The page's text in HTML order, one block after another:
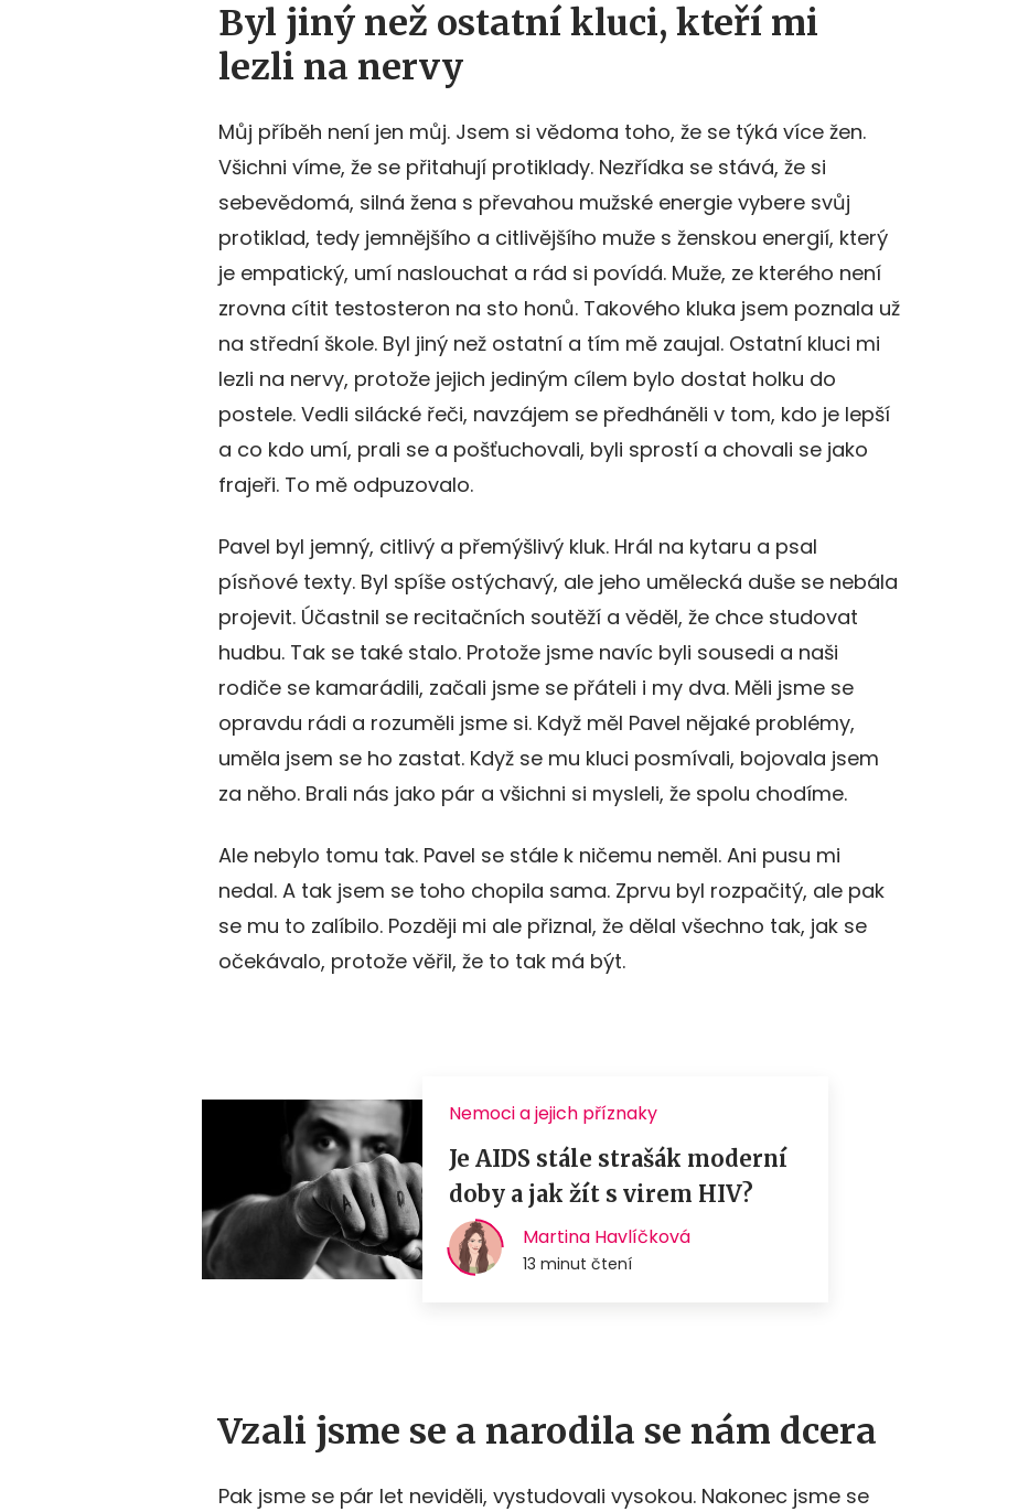
Byl jiný než ostatní kluci, kteří mi
lezli na nervy
Můj příběh není jen můj. Jsem si vědoma toho, že se týká více žen.
Všichni víme, že se přitahují protiklady. Nezřídka se stává, že si
sebevědomá, silná žena s převahou mužské energie vybere svůj
protiklad, tedy jemnějšího a citlivějšího muže s ženskou energií, který
je empatický, umí naslouchat a rád si povídá. Muže, ze kterého není
zrovna cítit testosteron na sto honů. Takového kluka jsem poznala už
na střední škole. Byl jiný než ostatní a tím mě zaujal. Ostatní kluci mi
lezli na nervy, protože jejich jediným cílem bylo dostat holku do
postele. Vedli silácké řeči, navzájem se předháněli v tom, kdo je lepší
a co kdo umí, prali se a pošťuchovali, byli sprostí a chovali se jako
frajeři. To mě odpuzovalo.
Pavel byl jemný, citlivý a přemýšlivý kluk. Hrál na kytaru a psal
písňové texty. Byl spíše ostýchavý, ale jeho umělecká duše se nebála
projevit. Účastnil se recitačních soutěží a věděl, že chce studovat
hudbu. Tak se také stalo. Protože jsme navíc byli sousedi a naši
rodiče se kamarádili, začali jsme se přáteli i my dva. Měli jsme se
opravdu rádi a rozuměli jsme si. Když měl Pavel nějaké problémy,
uměla jsem se ho zastat. Když se mu kluci posmívali, bojovala jsem
za něho. Brali nás jako pár a všichni si mysleli, že spolu chodíme.
Ale nebylo tomu tak. Pavel se stále k ničemu neměl. Ani pusu mi
nedal. A tak jsem se toho chopila sama. Zprvu byl rozpačitý, ale pak
se mu to zalíbilo. Později mi ale přiznal, že dělal všechno tak, jak se
očekávalo, protože věřil, že to tak má být.
Vzali jsme se a narodila se nám dcera
Pak jsme se pár let neviděli, vystudovali vysokou. Nakonec jsme se